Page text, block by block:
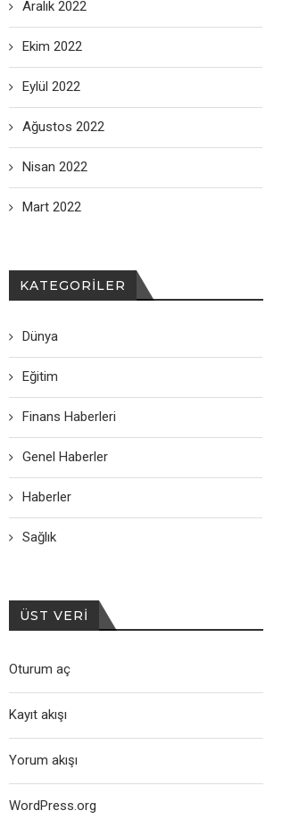
Aralık 2022
Ekim 2022
Eylül 2022
Ağustos 2022
Nisan 2022
Mart 2022
KATEGORILER
Dünya
Eğitim
Finans Haberleri
Genel Haberler
Haberler
Sağlık
ÜST VERI
Oturum aç
Kayıt akışı
Yorum akışı
WordPress.org